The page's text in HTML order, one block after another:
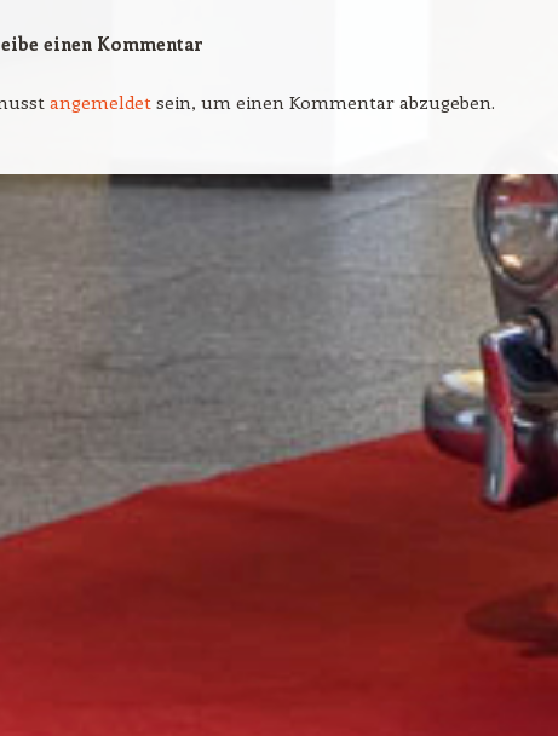
einen Kommentar
angemeldet sein, um einen Kommentar abzugeben.